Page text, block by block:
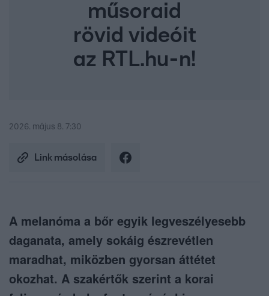
műsoraid
rövid videóit
az RTL.hu-n!
2026. május 8. 7:30
Link másolása
A melanóma a bőr egyik legveszélyesebb
daganata, amely sokáig észrevétlen
maradhat, miközben gyorsan áttétet
okozhat. A szakértők szerint a korai